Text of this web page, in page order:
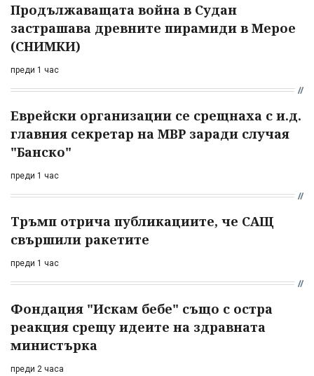
Продължаващата война в Судан
застрашава древните пирамиди в Мерое
(СНИМКИ)
преди 1 час
Еврейски организации се срещнаха с и.д.
главния секретар на МВР заради случая
"Банско"
преди 1 час
Тръмп отрича публикациите, че САЩ
свършили ракетите
преди 1 час
Фондация "Искам бебе" също с остра
реакция срещу идеите на здравната
министърка
преди 2 часа